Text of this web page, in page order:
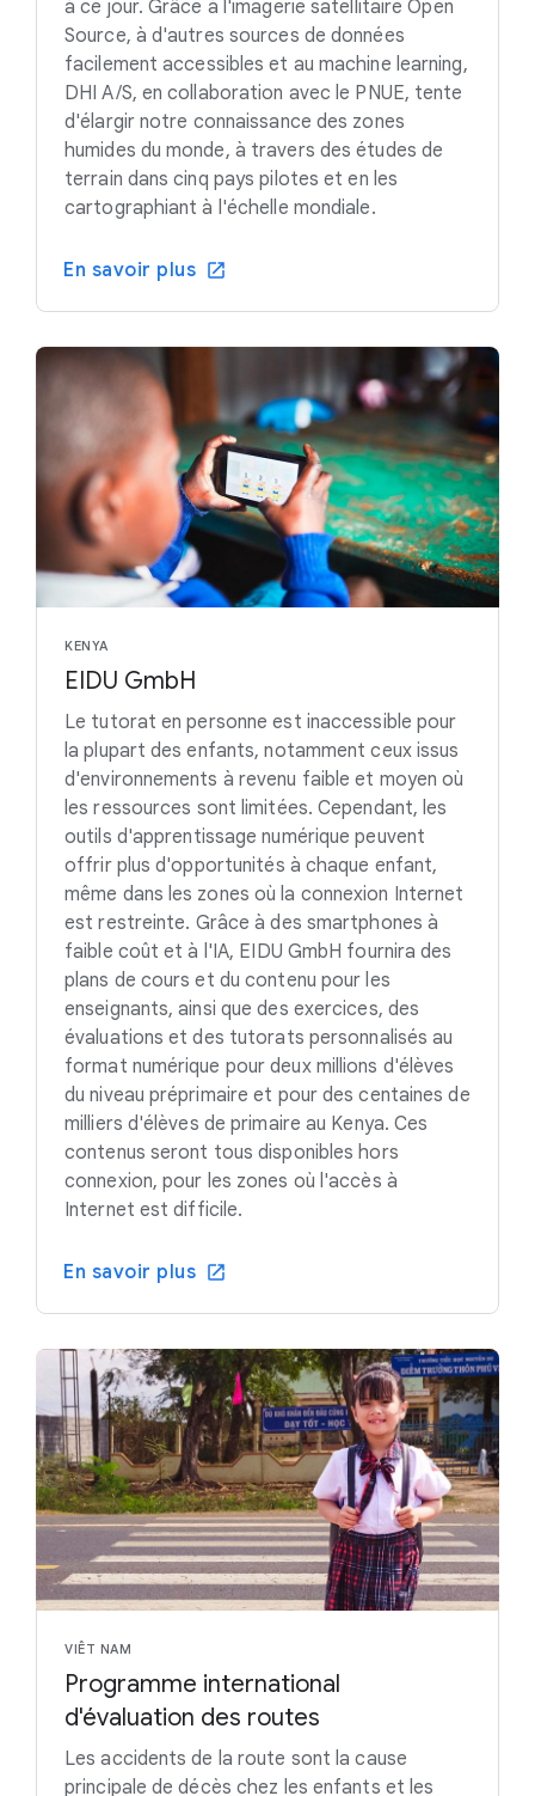
à ce jour. Grâce à l'imagerie satellitaire Open
Source, à d'autres sources de données
facilement accessibles et au machine learning,
DHI A/S, en collaboration avec le PNUE, tente
d'élargir notre connaissance des zones
humides du monde, à travers des études de
terrain dans cinq pays pilotes et en les
cartographiant à l'échelle mondiale.
En savoir plus
KENYA
EIDU GmbH
Le tutorat en personne est inaccessible pour
la plupart des enfants, notamment ceux issus
d'environnements à revenu faible et moyen où
les ressources sont limitées. Cependant, les
outils d'apprentissage numérique peuvent
offrir plus d'opportunités à chaque enfant,
même dans les zones où la connexion Internet
est restreinte. Grâce à des smartphones à
faible coût et à l'IA, EIDU GmbH fournira des
plans de cours et du contenu pour les
enseignants, ainsi que des exercices, des
évaluations et des tutorats personnalisés au
format numérique pour deux millions d'élèves
du niveau préprimaire et pour des centaines de
milliers d'élèves de primaire au Kenya. Ces
contenus seront tous disponibles hors
connexion, pour les zones où l'accès à
Internet est difficile.
En savoir plus
VIÊT NAM
Programme international
d'évaluation des routes
Les accidents de la route sont la cause
principale de décès chez les enfants et les